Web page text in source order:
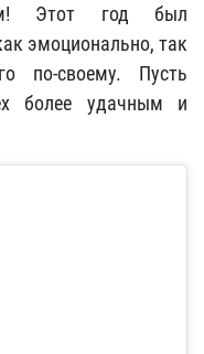
Этот год был
эмоционально, так
по-своему. Пусть
более удачным и